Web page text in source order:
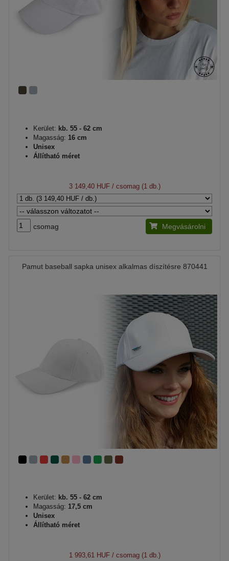
Kerület: kb. 55 - 62 cm
Magasság: 16 cm
Unisex
Állítható méret
3 149,40 HUF/ csomag (1 db.)
csomag Megvásárolni
Pamut baseball sapka unisex alkalmas díszítésre 870441
Kerület: kb. 55 - 62 cm
Magasság: 17,5 cm
Unisex
Állítható méret
1 993,61 HUF/ csomag (1 db.)